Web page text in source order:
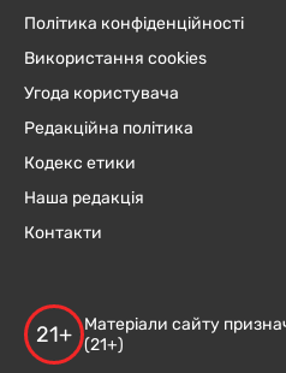
Політика конфіденційності
Використання cookies
Угода користувача
Редакційна політика
Кодекс етики
Наша редакція
Контакти
21+
Матеріали сайту
(21+)